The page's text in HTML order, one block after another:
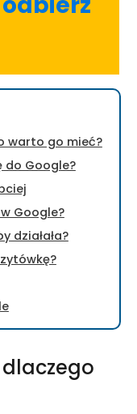
warto go mieć?
do Google?
Google?
działała?
dlaczego